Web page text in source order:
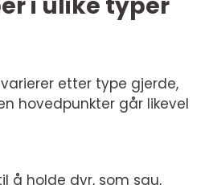
i ulike typer
etter type gjerde,
hovedpunkter går likevel
å holde dyr, som sau,